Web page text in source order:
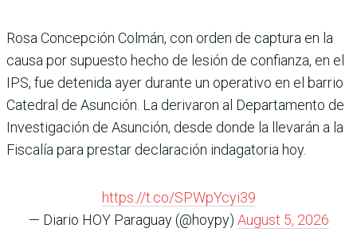
Rosa Concepción Colmán, con orden de captura en la
causa por supuesto hecho de lesión de confianza, en el
IPS, fue detenida ayer durante un operativo en el barrio
Catedral de Asunción. La derivaron al Departamento de
Investigación de Asunción, desde donde la llevarán a la
Fiscalía para prestar declaración indagatoria hoy.
https://t.co/SPWpYcyi39
— Diario HOY Paraguay (@hoypy) August 5, 2026